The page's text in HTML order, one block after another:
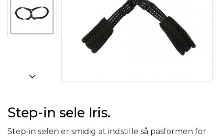
Step-in sele Iris.
Step-in selen er smidig at indstille så pasformen for